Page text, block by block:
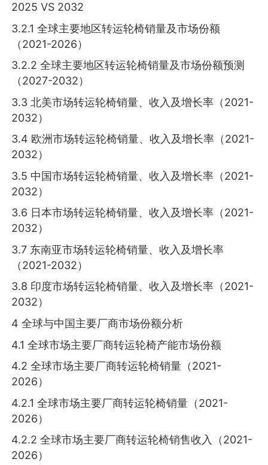
2025 VS 2032
3.2.1 全球主要地区转运轮椅销量及市场份额
（2021-2026）
3.2.2 全球主要地区转运轮椅销量及市场份额预测
（2027-2032）
3.3 北美市场转运轮椅销量、收入及增长率（2021-
2032）
3.4 欧洲市场转运轮椅销量、收入及增长率（2021-
2032）
3.5 中国市场转运轮椅销量、收入及增长率（2021-
2032）
3.6 日本市场转运轮椅销量、收入及增长率（2021-
2032）
3.7 东南亚市场转运轮椅销量、收入及增长率
（2021-2032）
3.8 印度市场转运轮椅销量、收入及增长率（2021-
2032）
4 全球与中国主要厂商市场份额分析
4.1 全球市场主要厂商转运轮椅产能市场份额
4.2 全球市场主要厂商转运轮椅销量（2021-
2026）
4.2.1 全球市场主要厂商转运轮椅销量（2021-
2026）
4.2.2 全球市场主要厂商转运轮椅销售收入（2021-
2026）